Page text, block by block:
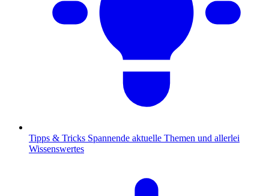
Tipps & Tricks Spannende aktuelle Themen und allerlei
Wissenswertes